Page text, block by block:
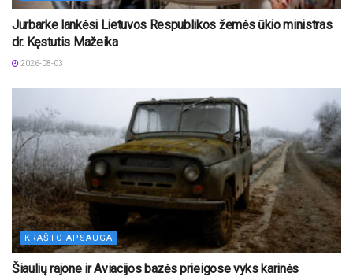
Jurbarke lankėsi Lietuvos Respublikos žemės ūkio ministras
dr. Kęstutis Mažeika
2026-08-03
KRAŠTO APSAUGA
Šiaulių rajone ir Aviacijos bazės prieigose vyks karinės